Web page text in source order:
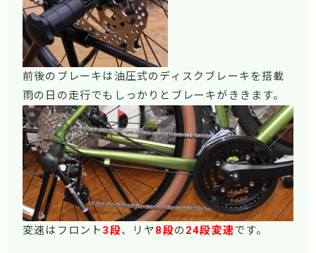
前後のブレーキは油圧式のディスクブレーキを搭載
雨の日の走行でもしっかりとブレーキがききます。
変速はフロント 3段、リヤ8段の 24段変速です。